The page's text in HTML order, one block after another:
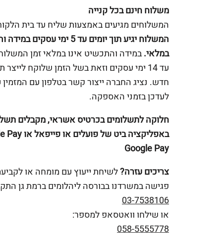
משלוח חינם בכל קנייה
המשלוחים מגיעים באמצעות שליח עד בית
המשלוח יגיע תוך יומים עד 5 ימי
במלאי.במידה והתכשיט אינו במלאי זמן
עד 14 ימי עסקים וזאת בשל הזמן שלוקח
חדש. נציג החברה ייצור קשר בטלפון עם
לעדכן בזמני האספקה.
חלוקה לתשלומים בכרטיס אשראי, מקבלים
Google Pay
צריכים עזרה?לשיחת ייעוץ עם מומחה או
פגישה במשרדנו בבורסה ליהלומים ברמת גן
03-7538106
או שילחו וואטסאפ למספר:
058-5555778